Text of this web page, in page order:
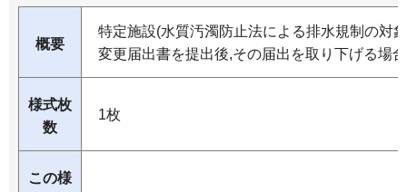
概要
特定施設(水質汚濁防止法による排水規制の対
変更届出書を提出後,その届出を取り下げる場
様式枚
数
1枚
この様